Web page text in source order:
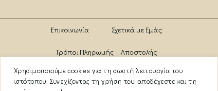
Χρησιμοποιούμε cookies για τη σωστή λειτουργία του
ιστότοπου. Συνεχίζοντας τη χρήση του, αποδέχεστε και τη
Επικοινωνία Σχετικά με Εμάς
Τρόποι Πληρωμής – Αποστολής
Πολιτική Αλλαγών – Επιστροφών Brands